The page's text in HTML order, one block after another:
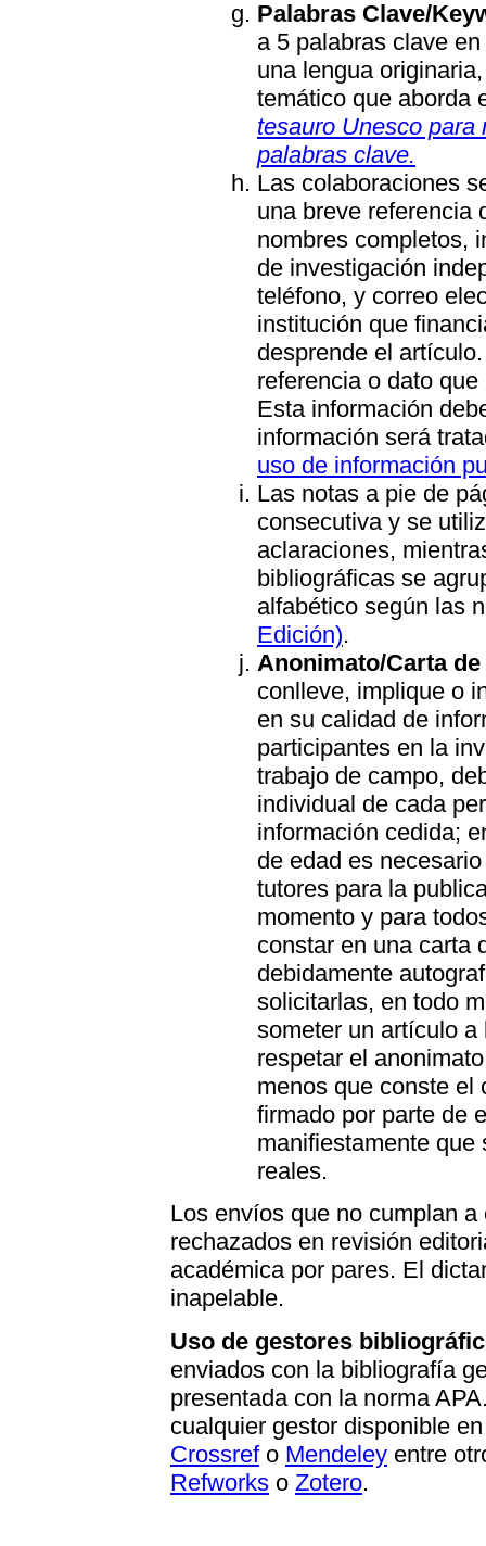
Palabras Clave/
a 5 palabras clave
una lengua
temático que aborda
tesauro Unesco para
palabras clave.
Las colaboraciones
una breve referencia
nombres completos,
de investigación
teléfono, y correo
institución que
desprende el
referencia o dato
Esta información
información será
uso de información
Las notas a pie de
consecutiva y se
aclaraciones,
bibliográficas se
alfabético según las
Edición).
Anonimato/Carta
conlleve, implique o
en su calidad de
participantes en la
trabajo de campo,
individual de cada
información cedida;
de edad es
tutores para la
momento y para
constar en una carta
debidamente
solicitarlas, en todo
someter un artículo
respetar el
menos que conste el
firmado por parte de
manifiestamente que
reales.
Los envíos que no cumplan
rechazados en revisión
académica por pares. El
inapelable.
Uso de gestores
enviados con la bibliografía
presentada con la norma
cualquier gestor disponible
Crossrefo Mendeley entre
Refworks o Zotero.